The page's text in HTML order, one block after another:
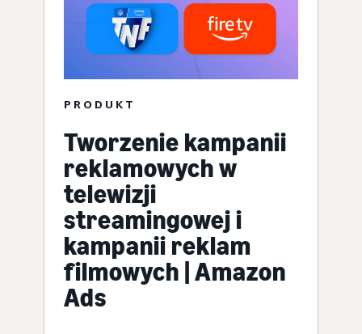
PRODUKT
Tworzenie kampanii
reklamowych w
telewizji
streamingowej i
kampanii reklam
filmowych | Amazon
Ads